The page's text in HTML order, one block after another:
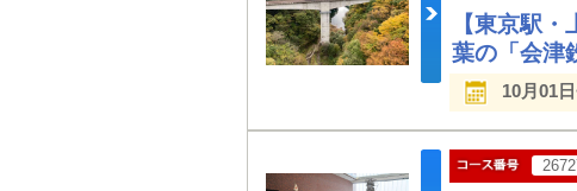
【東京駅
葉の「会津
10月01